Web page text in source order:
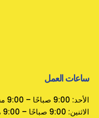
ساعات العمل
الأحد: 9:00 صباحًا – 9:00 مساءً
الاثنين: 9:00 صباحًا – 9:00 مساءً